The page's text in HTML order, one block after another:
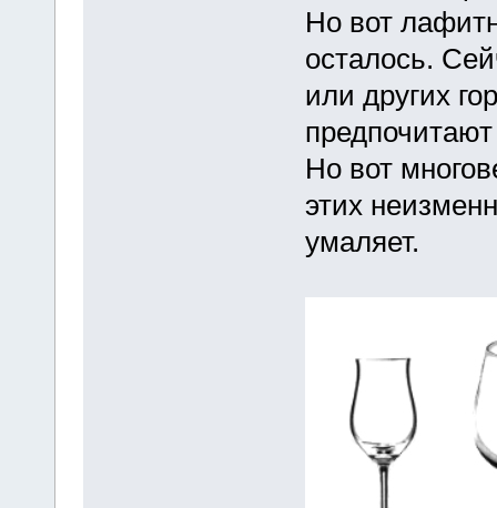
Но вот
осталось.
или других
Но вот
этих
умаляет.